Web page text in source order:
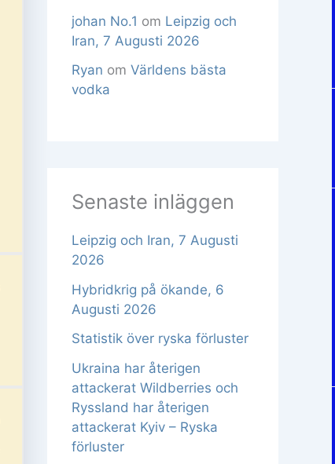
johan No.1 om Leipzig och
Iran, 7 Augusti 2026
Ryan om Världens bästa
vodka
Senaste inläggen
Leipzig och Iran, 7 Augusti
2026
Hybridkrig på ökande, 6
Augusti 2026
Statistik över ryska förluster
Ukraina har återigen
attackerat Wildberries och
Ryssland har återigen
attackerat Kyiv – Ryska
förluster